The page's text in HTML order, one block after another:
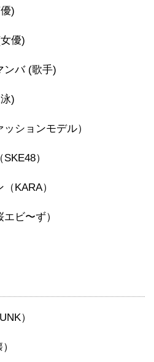
)
優)
バ (歌手)
)
ションモデル）
）
KARA）
ビ〜ず）
）